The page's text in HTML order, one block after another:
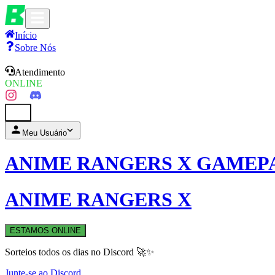
Início
Sobre Nós
Atendimento
ONLINE
Meu Usuário
ANIME RANGERS X
ANIME RANGERS X
ESTAMOS ONLINE
Sorteios todos os dias no Discord 🚀✨